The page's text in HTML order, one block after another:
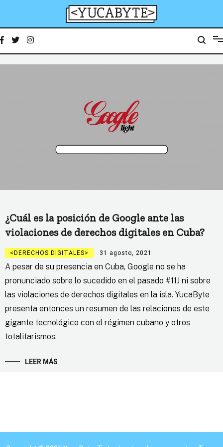
YucaByte
¿Cuál es la posición de Google ante las
violaciones de derechos digitales en Cuba?
DERECHOS DIGITALES 31 agosto, 2021
A pesar de su presencia en Cuba, Google no se ha
pronunciado sobre lo sucedido en el pasado #11J ni sobre
las violaciones de derechos digitales en la isla. YucaByte
presenta entonces un resumen de las relaciones de este
gigante tecnológico con el régimen cubano y otros
totalitarismos.
LEER MÁS